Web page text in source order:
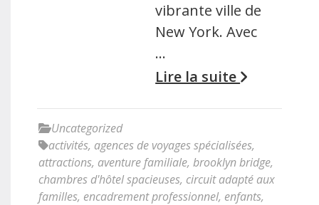
vibrante ville de
New York. Avec
…
Lire la suite
Uncategorized
activités, agences de voyages spécialisées,
attractions, aventure familiale, brooklyn bridge,
chambres d'hôtel spacieuses, circuit adapté aux
familles, encadrement professionnel, enfants,